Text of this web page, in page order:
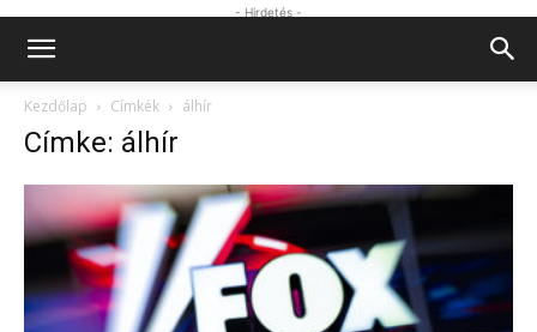
- Hirdetés -
Kezdőlap Címkék álhír
Címke: álhír